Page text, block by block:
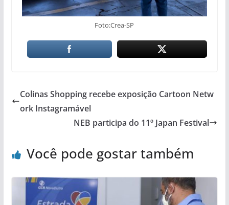
Foto:Crea-SP
Colinas Shopping recebe exposição Cartoon Netw
ork Instagramável
NEB participa do 11º Japan Festival
Você pode gostar também